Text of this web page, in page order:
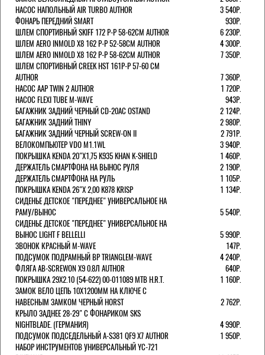
НАСОС НАПОЛЬНЫЙ AIR TURBO AUTHOR
3 540Р.
ФОНАРЬ ПЕРЕДНИЙ SMART
930Р.
ШЛЕМ СПОРТИВНЫЙ SKIFF 172 Р-Р 58-62СМ AUTHOR
6 230Р.
ШЛЕМ AERO INMOLD X8 162 Р-Р 52-58СМ AUTHOR
4 300Р.
ШЛЕМ AERO INMOLD X8 162 Р-Р 58-62СМ AUTHOR
7 350Р.
ШЛЕМ СПОРТИВНЫЙ CREEK HST 161Р-Р 57-60 СМ
AUTHOR
7 360Р.
НАСОС AAP TWIN 2 AUTHOR
1 720Р.
НАСОС FLEXI TUBE M-WAVE
943Р.
БАГАЖНИК ЗАДНИЙ ЧЕРНЫЙ СD-20AC OSTAND
2 124Р.
БАГАЖНИК ЗАДНИЙ THINY
2 980Р.
БАГАЖНИК ЗАДНИЙ ЧЕРНЫЙ SCREW-ON II
2 791Р.
ВЕЛОКОМПЬЮТЕР VDO M1.1WL
3 940Р.
ПОКРЫШКА KENDA 20"Х1,75 K935 KHAN K-SHIELD
1 460Р.
ДЕРЖАТЕЛЬ СМАРТФОНА НА ВЫНОС РУЛЯ
2 190Р.
ДЕРЖАТЕЛЬ СМАРТФОНА НА РУЛЬ
1 105Р.
ПОКРЫШКА KENDA 26"Х 2,00 K878 KRISP
1 134Р.
СИДЕНЬЕ ДЕТСКОЕ "ПЕРЕДНЕЕ" УНИВЕРСАЛЬНОЕ НА
РАМУ/ВЫНОС
5 540Р.
СИДЕНЬЕ ДЕТСКОЕ "ПЕРЕДНЕЕ" УНИВЕРСАЛЬНОЕ НА
ВЫНОС LIGHT F BELLELLI
5 990Р.
ЗВОНОК КРАСНЫЙ M-WAVE
147Р.
ПОДСУМОК ПОДРАМНЫЙ BP TRIANGLEM-WAVE
4 240Р.
ФЛЯГА AB-SCREWON X9 0.8Л AUTHOR
640Р.
ПОКРЫШКА 29X2.10 (54-622) 00-011089 MTB H.R.T.
1 160Р.
ЗАМОК ВЕЛО ЦЕПЬ 10Х1200ММ НА КЛЮЧЕ С
НАВЕСНЫМ ЗАМКОМ ЧЕРНЫЙ HORST
2 762Р.
КРЫЛО ЗАДНЕЕ 28-29" С ФОНАРИКОМ SKS
NIGHTBLADE. (ГЕРМАНИЯ)
4 990Р.
ПОДСУМОК ПОДСЕДЕЛЬНЫЙ A-S381 QF9 X7 AUTHOR
1 950Р.
НАБОР ИНСТРУМЕНТОВ УНИВЕРСАЛЬНЫЙ YC-721